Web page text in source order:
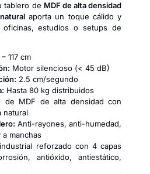
tablero de MDF de alta densidad
aporta un toque cálido y
oficinas, estudios o setups de
117 cm
Motor silencioso (< 45 dB)
2.5 cm/segundo
Hasta 80 kg distribuidos
de MDF de alta densidad con
natural
Anti-rayones, anti-humedad,
manchas
reforzado con 4 capas
antióxido, antiestático,